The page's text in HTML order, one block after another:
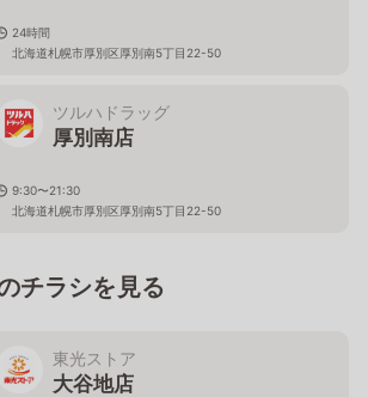
24時間
北海道札幌市厚別区厚別南5丁目22-50
ツルハドラッグ
厚別南店
9:30〜21:30
北海道札幌市厚別区厚別南5丁目22-50
チラシを見る
東光ストア
大谷地店